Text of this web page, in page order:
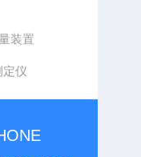
装置
定仪